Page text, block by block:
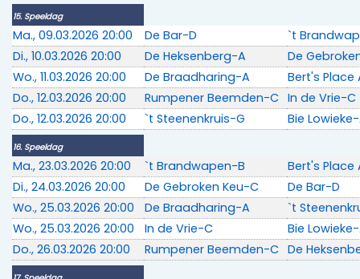
15. Speeldag
Ma., 09.03.2026 20:00 De Bar-D
`t
Di., 10.03.2026 20:00
De Heksenberg-A
De
Wo., 11.03.2026 20:00
De Braadharing-A
Bert's Place
Do., 12.03.2026 20:00
Rumpener Beemden-C In de Vrie-C
Do., 12.03.2026 20:00
`t Steenenkruis-G Bie
16. Speeldag
Ma., 23.03.2026 20:00 `t Brandwapen-B
Bert's Place
Di., 24.03.2026 20:00
De Gebroken Keu-C
De Bar-D
Wo., 25.03.2026 20:00
De Braadharing-A
`t
Wo., 25.03.2026 20:00
In de Vrie-C
Bie
Do., 26.03.2026 20:00
Rumpener Beemden-C De